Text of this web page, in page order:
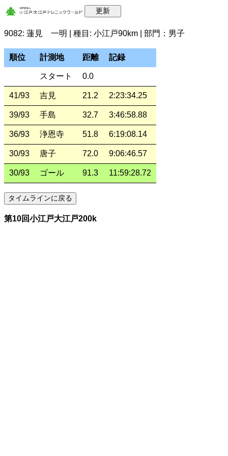
9082: 蓮見 一明 | 種目: 小江戸90km | 部門：男子
順位 計測地 距離 記録
スタート 0.0
41/93 吉見 21.2 2:23:34.25
39/93 手島 32.7 3:46:58.88
36/93 浄恩寺 51.8 6:19:08.14
30/93 唐子 72.0 9:06:46.57
30/93 ゴール 91.3 11:59:28.72
第10回小江戸大江戸200k